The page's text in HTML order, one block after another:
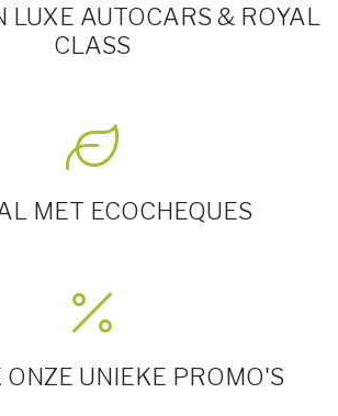
LUXE AUTOCARS & ROYAL
CLASS
MET ECOCHEQUES
UNIEKE PROMO'S